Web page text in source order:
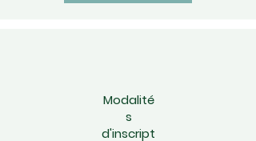
Modalité
s
d'inscript